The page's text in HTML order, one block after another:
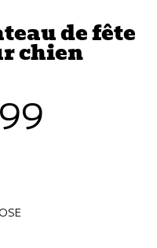
de fête
chien